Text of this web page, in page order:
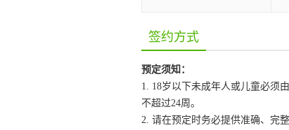
签约方式
预定须知：
1. 18岁以下未成年人或儿童必须
不超过24周。
2. 请在预定时务必提供准确、完